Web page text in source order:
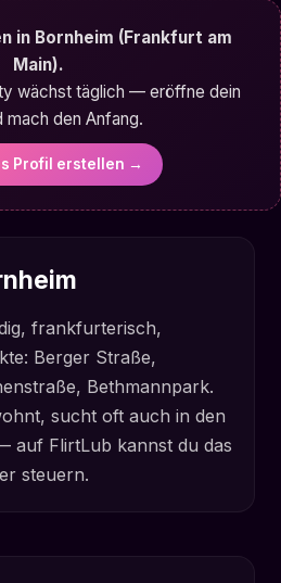
in Bornheim (Frankfurt am
Main).
wächst täglich — eröffne dein
mach den Anfang.
Profil erstellen →
frankfurterisch,
Berger Straße,
Bethmannpark.
sucht oft auch in den
auf FlirtLub kannst du das
steuern.